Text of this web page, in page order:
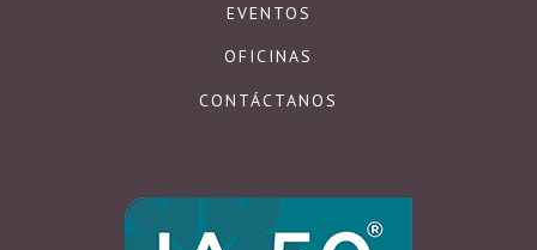
EVENTOS
OFICINAS
CONTÁCTANOS